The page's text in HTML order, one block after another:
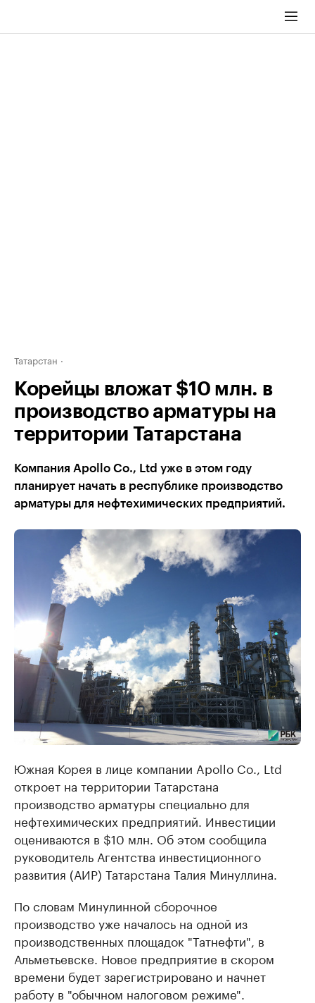
Татарстан
Корейцы вложат $10 млн. в
производство арматуры на
территории Татарстана
Компания Apollo Co., Ltd уже в этом году
планирует начать в республике производство
арматуры для нефтехимических предприятий.
Южная Корея в лице компании Apollo Co., Ltd
откроет на территории Татарстана
производство арматуры специально для
нефтехимических предприятий. Инвестиции
оцениваются в $10 млн. Об этом сообщила
руководитель Агентства инвестиционного
развития (АИР) Татарстана Талия Минуллина.
По словам Минулинной сборочное
производство уже началось на одной из
производственных площадок "Татнефти", в
Альметьевске. Новое предприятие в скором
времени будет зарегистрировано и начнет
работу в "обычном налоговом режиме".